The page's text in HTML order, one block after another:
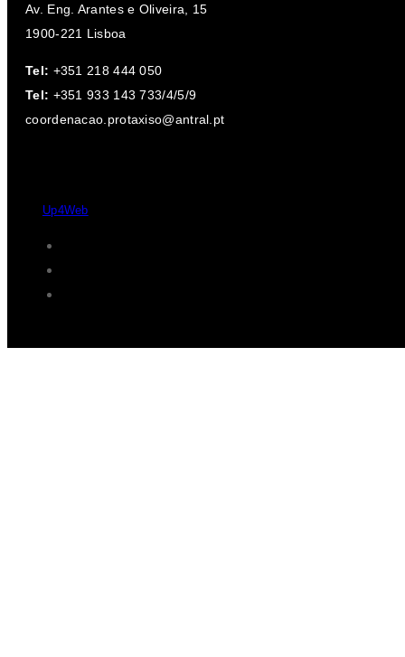
Av. Eng. Arantes e Oliveira, 15
1900-221 Lisboa
Tel: +351 218 444 050
Tel: +351 933 143 733/4/5/9
coordenacao.protaxiso@antral.pt
Up4Web